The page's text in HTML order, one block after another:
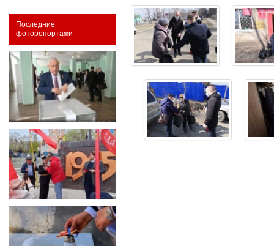
Последние
фоторепортажи